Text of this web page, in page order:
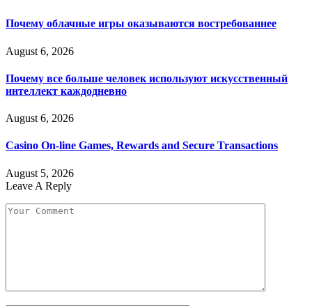
Почему облачные игры оказываются востребованнее
August 6, 2026
Почему все больше человек используют искусственный
интеллект каждодневно
August 6, 2026
Casino On-line Games, Rewards and Secure Transactions
August 5, 2026
Leave A Reply